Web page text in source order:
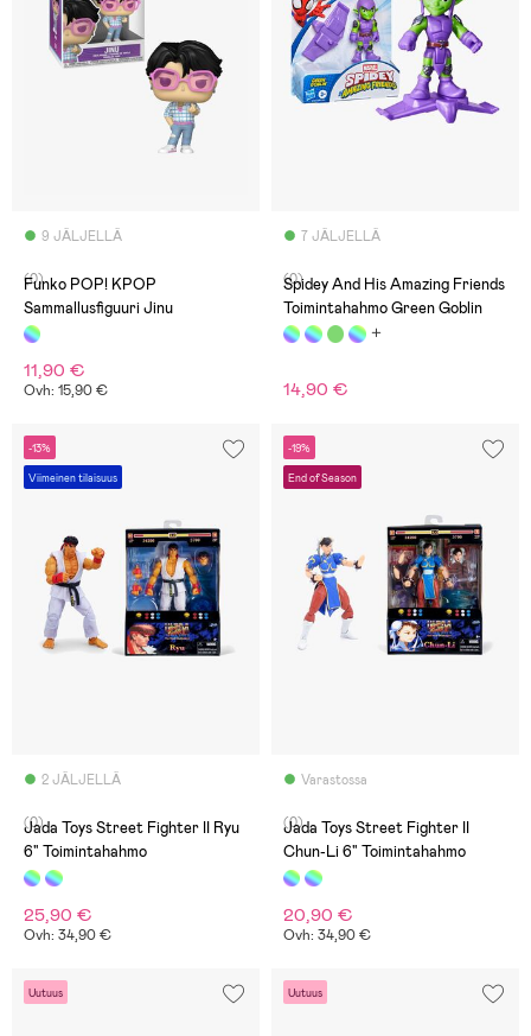
9 JÄLJELLÄ
(0)
Funko POP! KPOP
Sammallusfiguuri Jinu
11,90 €
Ovh: 15,90 €
7 JÄLJELLÄ
(0)
Spidey And His Amazing Friends
Toimintahahmo Green Goblin
14,90 €
-13%
Viimeinen tilaisuus
2 JÄLJELLÄ
(0)
Jada Toys Street Fighter II Ryu
6" Toimintahahmo
25,90 €
Ovh: 34,90 €
-19%
End of Season
Varastossa
(0)
Jada Toys Street Fighter II
Chun-Li 6" Toimintahahmo
20,90 €
Ovh: 34,90 €
Uutuus Uutuus